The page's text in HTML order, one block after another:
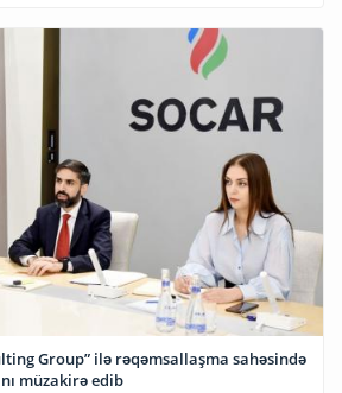
Group” ilə rəqəmsallaşma sahəsində
müzakirə edib